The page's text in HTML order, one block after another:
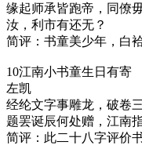
缘起师承皆跑帝，同僚
汝，利市有还无？
简评：书童美少年，白
10江南小书童生日有寄
左凯
经纶文字事雕龙，破卷
题罢诞辰何处赠，江南
简评：此二十八字评价